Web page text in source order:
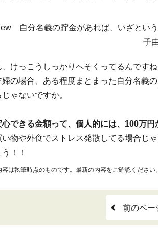
、けっこうしっかりへそくってるんです
婦の場合、ある程度まとまった自分名義
ゃないですか。
心できる金額って、個人的には、100万円
い物や外食でストレス発散してる場合じ
！！
は執筆時点のものです。最新の内容をご確認ください。
前のペー